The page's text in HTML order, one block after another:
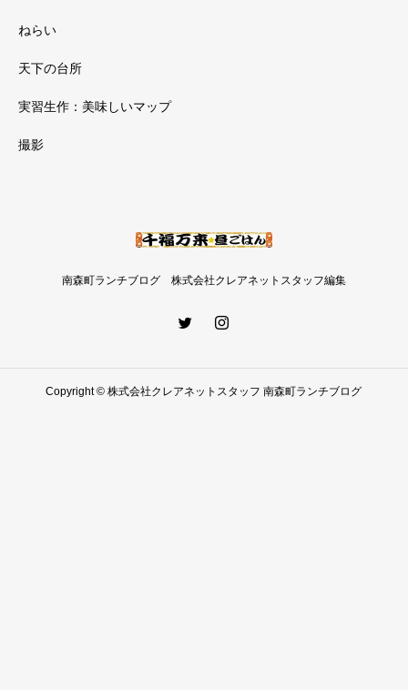
ねらい
天下の台所
実習生作：美味しいマップ
撮影
南森町ランチブログ 株式会社クレアネットスタッフ編集
Copyright © 株式会社クレアネットスタッフ 南森町ランチブログ